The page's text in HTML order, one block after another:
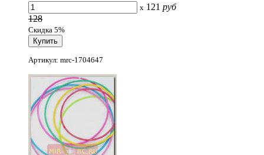
x 121 руб
128
Скидка 5%
Артикул: mrc-1704647